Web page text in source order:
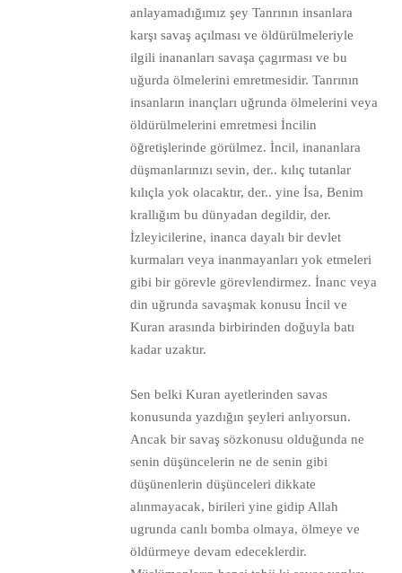
anlayamadığımız şey Tanrının insanlara
karşı savaş açılması ve öldürülmeleriyle
ilgili inananları savaşa çagırması ve bu
uğurda ölmelerini emretmesidir. Tanrının
insanların inançları uğrunda ölmelerini veya
öldürülmelerini emretmesi İncilin
öğretişlerinde görülmez. İncil, inananlara
düşmanlarınızı sevin, der.. kılıç tutanlar
kılıçla yok olacaktır, der.. yine İsa, Benim
krallığım bu dünyadan degildir, der.
İzleyicilerine, inanca dayalı bir devlet
kurmaları veya inanmayanları yok etmeleri
gibi bir görevle görevlendirmez. İnanc veya
din uğrunda savaşmak konusu İncil ve
Kuran arasında birbirinden doğuyla batı
kadar uzaktır.
Sen belki Kuran ayetlerinden savas
konusunda yazdığın şeyleri anlıyorsun.
Ancak bir savaş sözkonusu olduğunda ne
senin düşüncelerin ne de senin gibi
düşünenlerin düşünceleri dikkate
alınmayacak, birileri yine gidip Allah
ugrunda canlı bomba olmaya, ölmeye ve
öldürmeye devam edeceklerdir.